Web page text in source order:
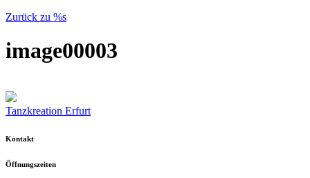
Zurück zu %s
image00003
Tanzkreation Erfurt
Kontakt
Öffnungszeiten